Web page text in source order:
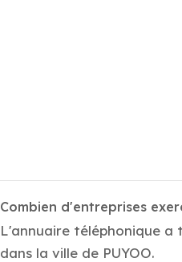
Combien d'entreprises
L'annuaire téléphonique a
dans la ville de PUYOO.